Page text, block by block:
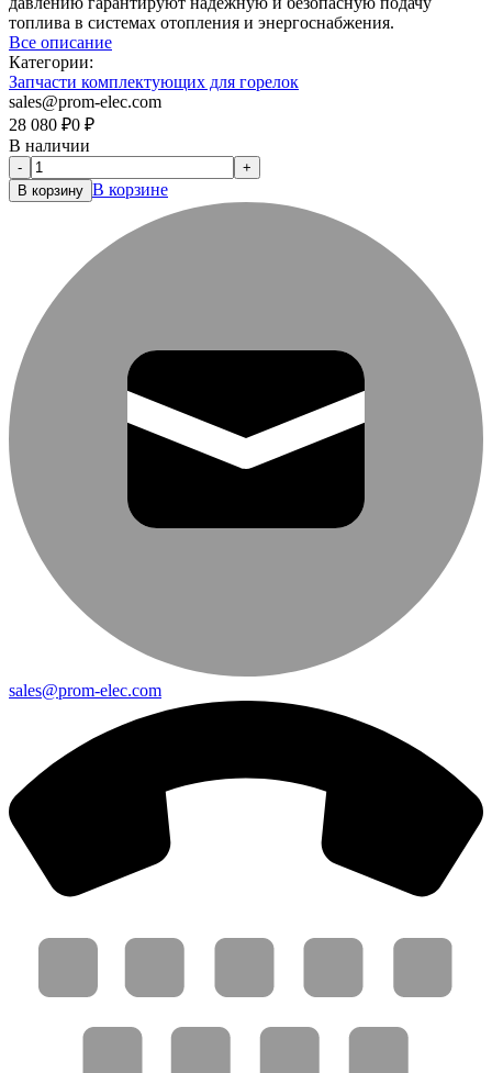
топлива в системах отопления и энергоснабжения.
Все описание
Категории:
Запчасти комплектующих для горелок
sales@prom-elec.com
28 080 ₽0 ₽
В наличии
-
+
В корзину В корзине
sales@prom-elec.com